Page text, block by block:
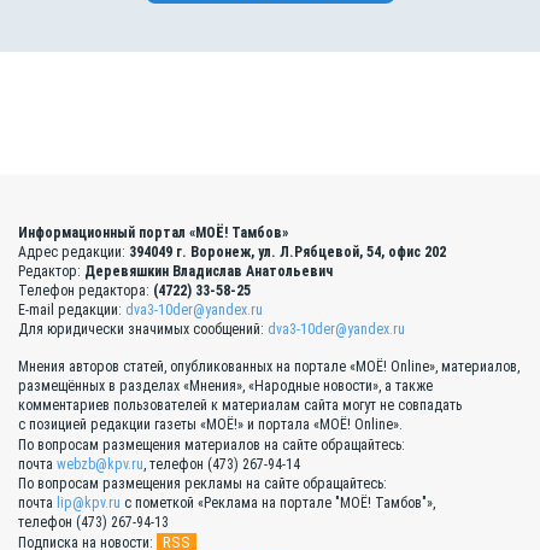
Информационный портал «МОЁ! Тамбов»
Адрес редакции: 394049 г. Воронеж, ул. Л.Рябцевой, 54, офис 202
Редактор: Деревяшкин Владислав Анатольевич
Телефон редактора: (4722) 33-58-25
E-mail редакции: dva3-10der@yandex.ru
Для юридически значимых сообщений: dva3-10der@yandex.ru
Мнения авторов статей, опубликованных на портале «МОЁ! Online», материалов,
размещённых в разделах «Мнения», «Народные новости», а также
комментариев пользователей к материалам сайта могут не совпадать
с позицией редакции газеты «МОЁ!» и портала «МОЁ! Online».
По вопросам размещения материалов на сайте обращайтесь:
почта webzb@kpv.ru, телефон (473) 267-94-14
По вопросам размещения рекламы на сайте обращайтесь:
почта lip@kpv.ru с пометкой «Реклама на портале "МОЁ! Тамбов"»,
телефон (473) 267-94-13
Подписка на новости:
RSS